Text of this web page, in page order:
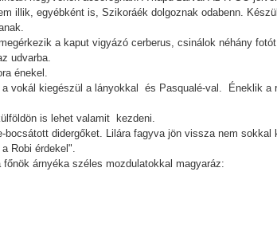
illik, egyébként is, Szikoráék dolgoznak odabenn.
a kaput vigyázó cerberus, csinálok néhány
udvarba.
énekel.
vokál kiegészül a lányokkal és Pasqualé-val. Éneklik a
is lehet valamit kezdeni.
didergőket. Lilára fagyva jön vissza nem
Robi érdekel".
árnyéka széles mozdulatokkal magyaráz: